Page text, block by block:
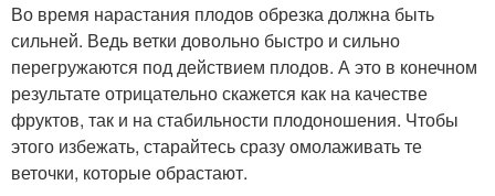
Во время нарастания плодов обрезка должна быть
сильней. Ведь ветки довольно быстро и сильно
перегружаются под действием плодов. А это в конечном
результате отрицательно скажется как на качестве
фруктов, так и на стабильности плодоношения. Чтобы
этого избежать, старайтесь сразу омолаживать те
веточки, которые обрастают.